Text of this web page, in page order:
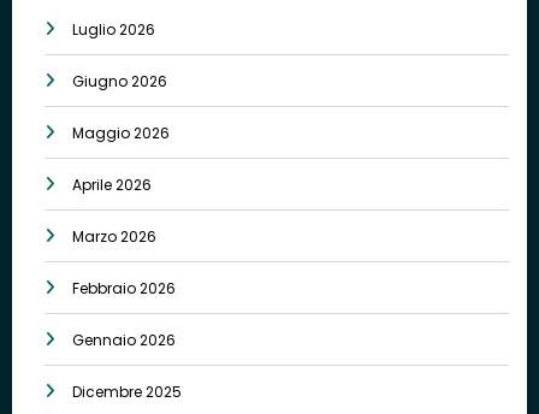
Luglio 2026
Giugno 2026
Maggio 2026
Aprile 2026
Marzo 2026
Febbraio 2026
Gennaio 2026
Dicembre 2025